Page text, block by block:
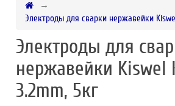
Электроды для сварки нержавейки
Электроды для
нержавейки Kiswel
3.2mm, 5кг